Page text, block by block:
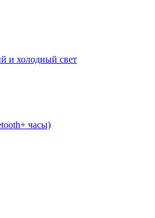
и холодный свет
часы)